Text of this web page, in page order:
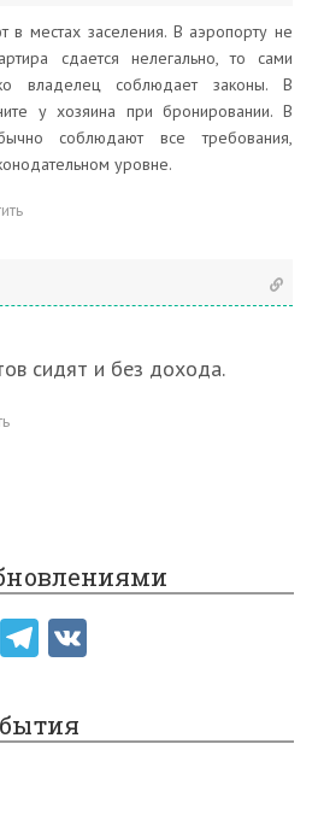
в местах заселения. В аэропорту не
сдается нелегально, то сами
владелец соблюдает законы. В
у хозяина при бронировании. В
соблюдают все требования,
уровне.
сидят и без дохода.